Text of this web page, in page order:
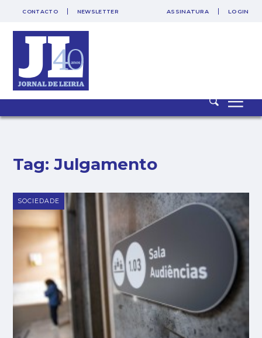
CONTACTO NEWSLETTER ASSINATURA LOGIN
Tag:Julgamento
SOCIEDADE